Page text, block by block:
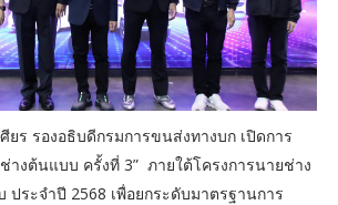
ยร รองอธิบดีกรมการขนส่งทางบก เปิดการ
างต้นแบบ ครั้งที่ 3” ภายใต้โครงการนายช่าง
ระจำปี 2568 เพื่อยกระดับมาตรฐานการ